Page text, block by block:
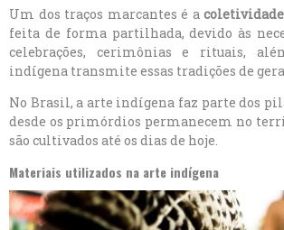
Um dos traços marcantes é a coletividade
feita de forma partilhada, devido às
celebrações, cerimônias e rituais,
indígena transmite essas tradições de
No Brasil, a arte indígena faz parte dos
desde os primórdios permanecem no
são cultivados até os dias de hoje.
Materiais utilizados na arte indígena